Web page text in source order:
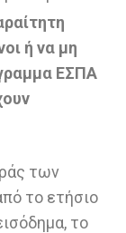
ή να μη
ΕΣΠΑ
των
το ετήσιο
το